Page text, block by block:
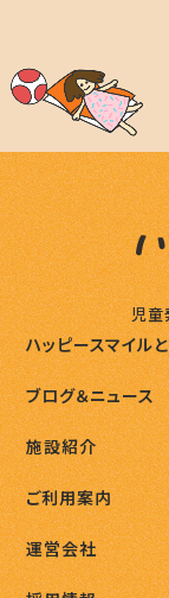
児童
ハッピースマイル
ブログ＆ニュース
施設紹介
ご利用案内
運営会社